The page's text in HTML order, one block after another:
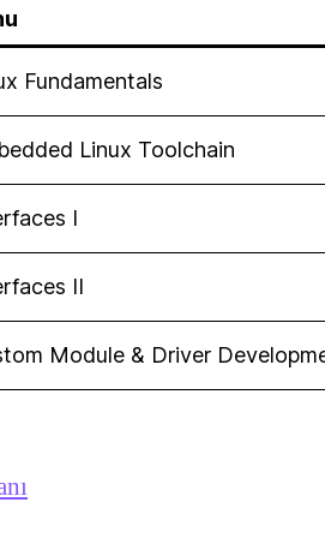
Fundamentals
Linux Toolchain
I
II
Module & Driver